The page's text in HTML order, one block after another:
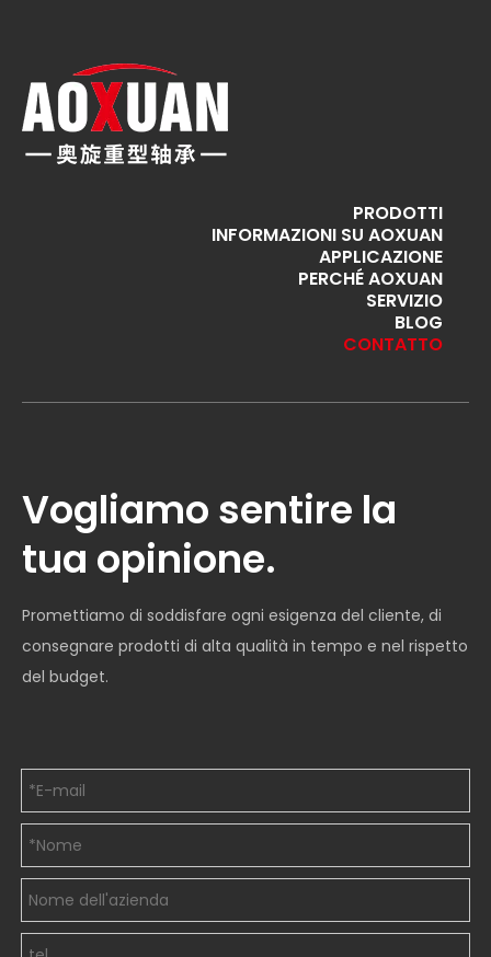
PRODOTTI
INFORMAZIONI SU AOXUAN
APPLICAZIONE
PERCHÉ AOXUAN
SERVIZIO
BLOG
CONTATTO
Vogliamo sentire la
tua opinione.
Promettiamo di soddisfare ogni esigenza del cliente, di
consegnare prodotti di alta qualità in tempo e nel rispetto
del budget.